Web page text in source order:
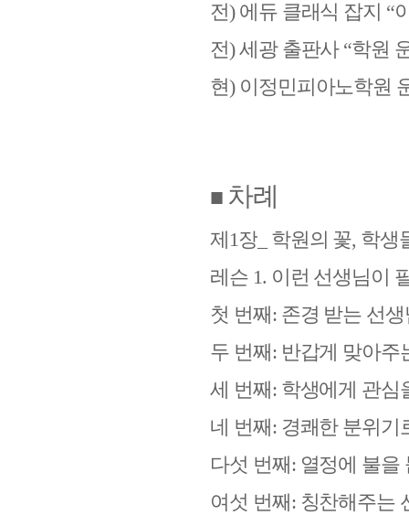
전) 에듀 클래식 잡지 “
전)세광 출판사 “학원
현) 이정민피아노학원
■ 차례
제 1장_ 학원의 꽃, 학생
레슨 1. 이런 선생님이
첫 번째: 존경 받는 선생
두 번째: 반갑게 맞아주
세 번째: 학생에게 관심
네 번째: 경쾌한 분위기
다섯 번째: 열정에 불을
여섯 번째: 칭찬해주는